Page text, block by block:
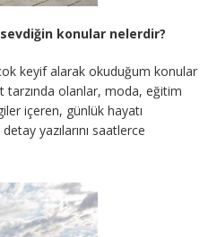
konular nelerdir?
keyif alarak okuduğum konular
tarzında olanlar, moda, eğitim
içeren, günlük hayatı
yazılarını saatlerce